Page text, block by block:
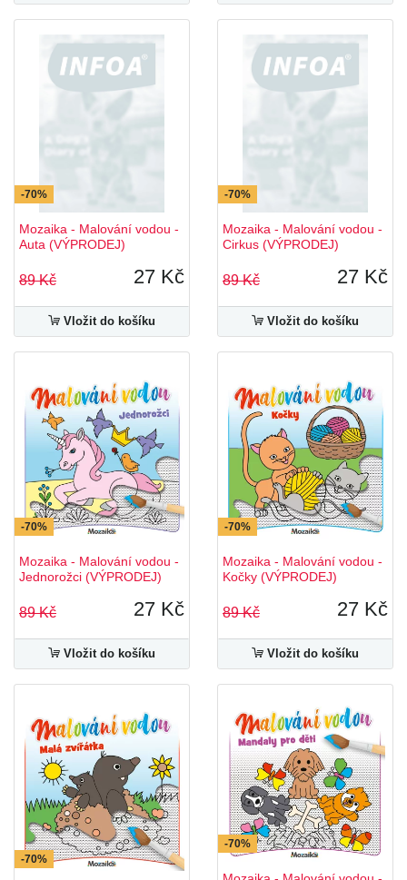
-70%
Mozaika - Malování vodou -
Auta (VÝPRODEJ)
89 Kč 27 Kč
Vložit do košíku
-70%
Mozaika - Malování vodou -
Cirkus (VÝPRODEJ)
89 Kč 27 Kč
Vložit do košíku
-70%
Mozaika - Malování vodou -
Jednorožci (VÝPRODEJ)
89 Kč 27 Kč
Vložit do košíku
-70%
Mozaika - Malování vodou -
Kočky (VÝPRODEJ)
89 Kč 27 Kč
Vložit do košíku
-70%
-70%